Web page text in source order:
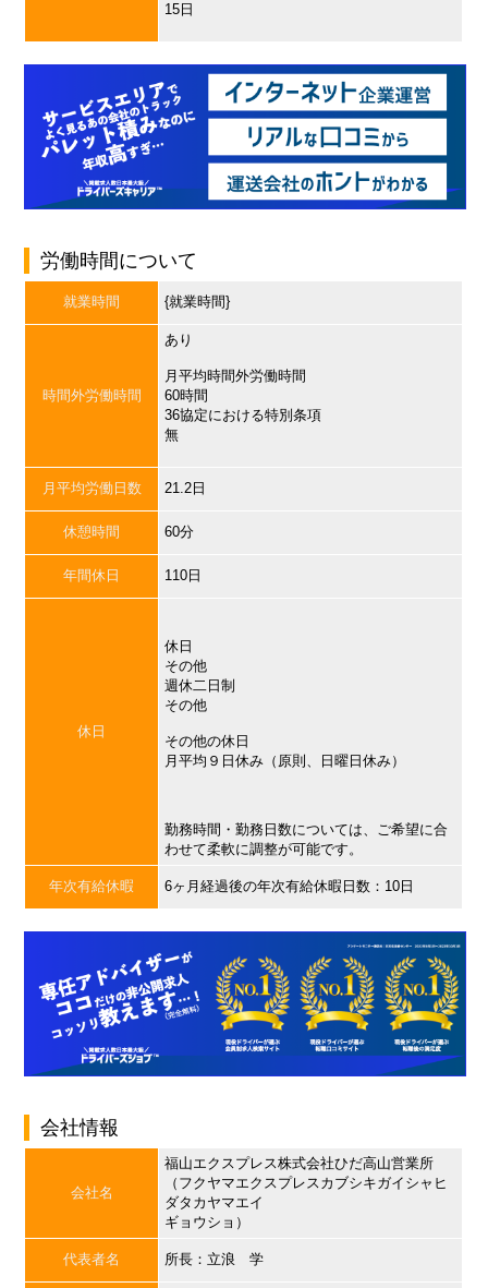
15日
労働時間について
就業時間 {就業時間}
時間外労働時間
あり
月平均時間外労働時間
60時間
36協定における特別条項
無
月平均労働日数 21.2日
休憩時間 60分
年間休日 110日
休日
休日
その他
週休二日制
その他
その他の休日
月平均９日休み（原則、日曜日休み）
勤務時間・勤務日数については、ご希望に合
わせて柔軟に調整が可能です。
年次有給休暇 6ヶ月経過後の年次有給休暇日数：10日
会社情報
会社名
福山エクスプレス株式会社ひだ高山営業所
（フクヤマエクスプレスカブシキガイシャヒ
ダタカヤマエイ
ギョウショ）
代表者名 所長：立浪 学